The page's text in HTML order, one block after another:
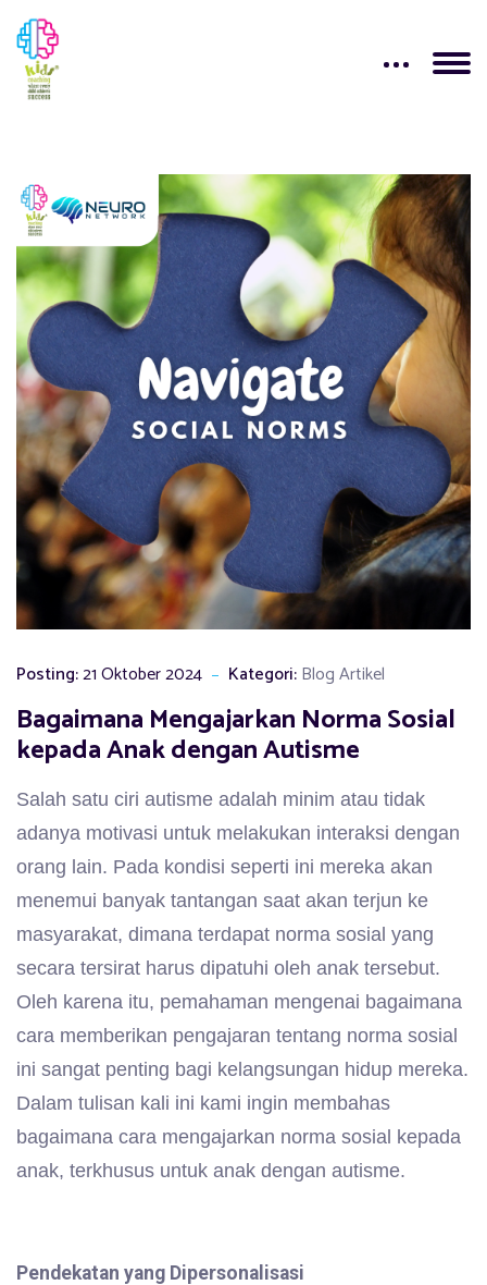
Posting:21 Oktober 2024 Kategori:Blog Artikel
Bagaimana Mengajarkan Norma Sosial
kepada Anak dengan Autisme
Salah satu ciri autisme adalah minim atau tidak
adanya motivasi untuk melakukan interaksi dengan
orang lain. Pada kondisi seperti ini mereka akan
menemui banyak tantangan saat akan terjun ke
masyarakat, dimana terdapat norma sosial yang
secara tersirat harus dipatuhi oleh anak tersebut.
Oleh karena itu, pemahaman mengenai bagaimana
cara memberikan pengajaran tentang norma sosial
ini sangat penting bagi kelangsungan hidup mereka.
Dalam tulisan kali ini kami ingin membahas
bagaimana cara mengajarkan norma sosial kepada
anak, terkhusus untuk anak dengan autisme.
Pendekatan yang Dipersonalisasi